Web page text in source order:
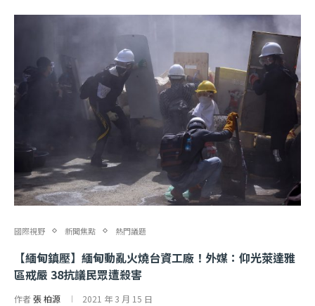
國際視野 新聞焦點 熱門議題
【緬甸鎮壓】緬甸動亂火燒台資工廠！外媒：仰光萊達雅
區戒嚴 38抗議民眾遭殺害
作者張 柏源 2021 年 3 月 15 日